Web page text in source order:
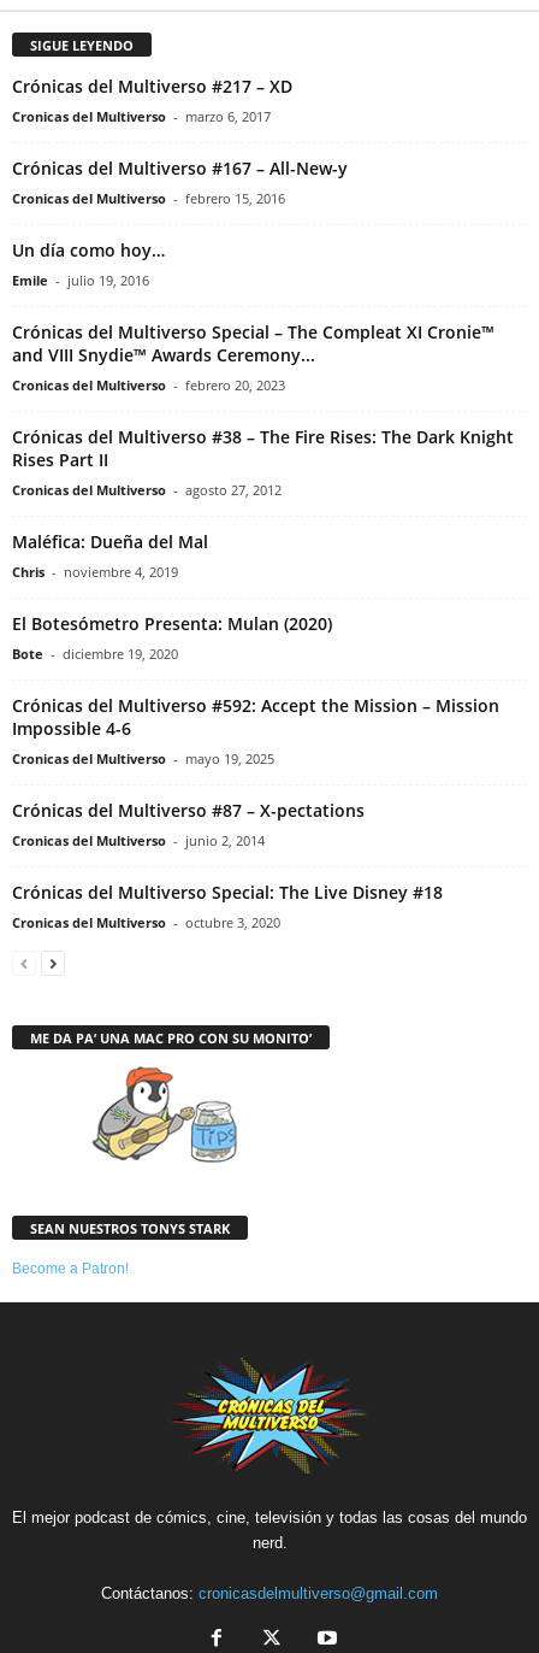
SIGUE LEYENDO
Crónicas del Multiverso #217 – XD
Cronicas del Multiverso - marzo 6, 2017
Crónicas del Multiverso #167 – All-New-y
Cronicas del Multiverso - febrero 15, 2016
Un día como hoy…
Emile - julio 19, 2016
Crónicas del Multiverso Special – The Compleat XI Cronie™
and VIII Snydie™ Awards Ceremony...
Cronicas del Multiverso - febrero 20, 2023
Crónicas del Multiverso #38 – The Fire Rises: The Dark Knight
Rises Part II
Cronicas del Multiverso - agosto 27, 2012
Maléfica: Dueña del Mal
Chris - noviembre 4, 2019
El Botesómetro Presenta: Mulan (2020)
Bote - diciembre 19, 2020
Crónicas del Multiverso #592: Accept the Mission – Mission
Impossible 4-6
Cronicas del Multiverso - mayo 19, 2025
Crónicas del Multiverso #87 – X-pectations
Cronicas del Multiverso - junio 2, 2014
Crónicas del Multiverso Special: The Live Disney #18
Cronicas del Multiverso - octubre 3, 2020
ME DA PA’ UNA MAC PRO CON SU MONITO’
SEAN NUESTROS TONYS STARK
Become a Patron!
El mejor podcast de cómics, cine, televisión y todas las cosas del mundo
nerd.
Contáctanos: cronicasdelmultiverso@gmail.com